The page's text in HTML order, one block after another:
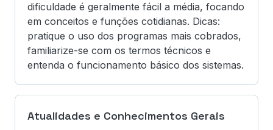
dificuldade é geralmente fácil a média, focando
em conceitos e funções cotidianas. Dicas:
pratique o uso dos programas mais cobrados,
familiarize-se com os termos técnicos e
entenda o funcionamento básico dos sistemas.
Atualidades e Conhecimentos Gerais